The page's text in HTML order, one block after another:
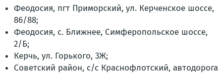
Феодосия, пгт Приморский, ул. Керченское шоссе,
86/88;
Феодосия, с. Ближнее, Симферопольское шоссе,
2/Б;
Керчь, ул. Горького, 3Ж;
Советский район, с/с Краснофлотский, автодорога